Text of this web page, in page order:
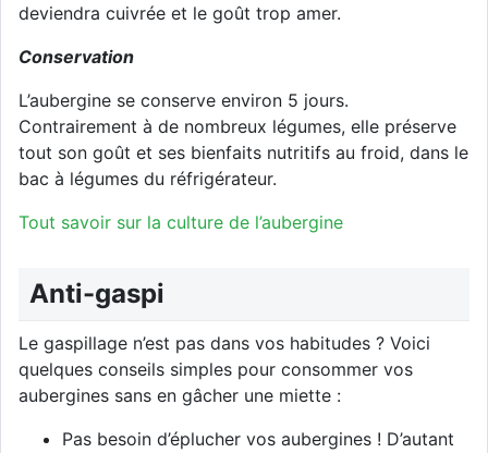
deviendra cuivrée et le goût trop amer.
Conservation
L’aubergine se conserve environ 5 jours.
Contrairement à de nombreux légumes, elle préserve
tout son goût et ses bienfaits nutritifs au froid, dans le
bac à légumes du réfrigérateur.
Tout savoir sur la culture de l’aubergine
Anti-gaspi
Le gaspillage n’est pas dans vos habitudes ? Voici
quelques conseils simples pour consommer vos
aubergines sans en gâcher une miette :
Pas besoin d’éplucher vos aubergines ! D’autant